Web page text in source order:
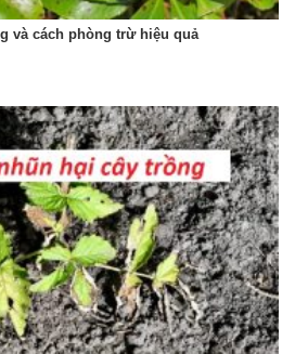
và cách phòng trừ hiệu quả